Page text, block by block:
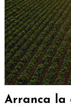
Arranca la